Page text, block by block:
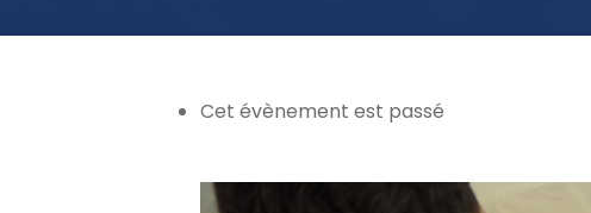
Cet évènement est passé